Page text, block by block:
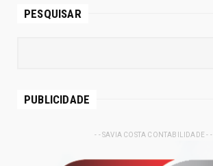
PESQUISAR
PUBLICIDADE
- - SAVIA COSTA CONTABILIDADE - -